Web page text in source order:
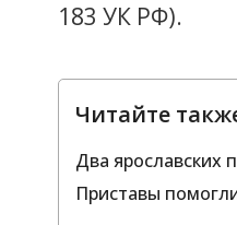
183 УК РФ).
Читайте
Два ярославских
Приставы